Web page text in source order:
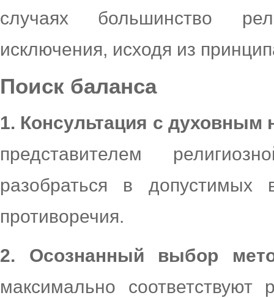
случаях большинство
исключения, исходя из
Поиск баланса
1. Консультация с духовным
представителем
разобраться в допустимых
противоречия.
2. Осознанный выбор
максимально соответствуют